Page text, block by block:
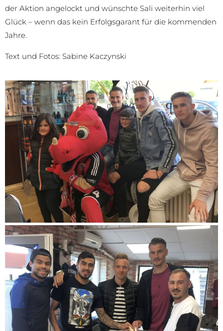
der Aktion angelockt und wünschte Sali weiterhin viel
Glück – wenn das kein Erfolgsgarant für die kommenden
Jahre.
Text und Fotos: Sabine Kaczynski